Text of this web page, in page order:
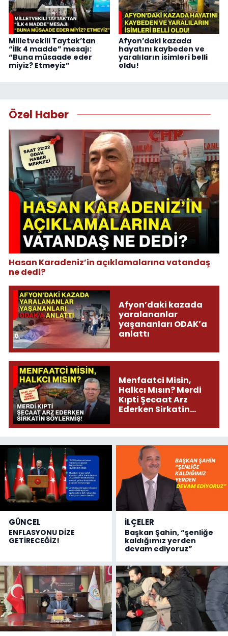
Milletvekili Taytak’tan
“İlk 4 madde” mesajı:
“Buna müsaade eder
miyiz? Etmeyiz”
Afyon’daki kazada
hayatını kaybeden ve
yaralıların isimleri belli
oldu!
Özel Haber
Hasan Karadeniz’in açıklamalarına vatandaş
ne dedi?
Afyon’daki kazada
yaralananlar
yaşananları ODAK’a
anlattı
Menfaatci Misin,
Halkcı Mısın? Merdi
Kıpti Şecaat Arz
Ederken Sirkatin
GÜNCEL
ENFLASYONU DİZE
GETİRECEĞİZ!
İLÇELER
Başkan Şahin, “şenliğe
kaldığımız yerden
devam ediyoruz”